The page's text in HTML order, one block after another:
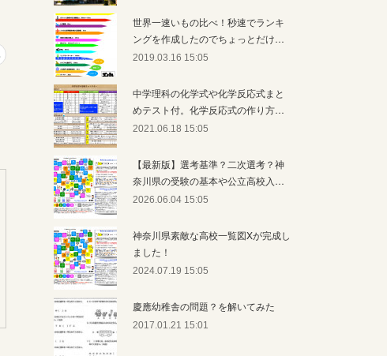
世界一速いもの比べ！秒速でランキ
ングを作成したのでちょっとだけ…
2019.03.16 15:05
中学理科の化学式や化学反応式まと
めテスト付。化学反応式の作り方…
2021.06.18 15:05
【最新版】選考基準？二次選考？神
奈川県の受験の基本や公立高校入…
2026.06.04 15:05
神奈川県素敵な高校一覧図Xが完成し
ました！
2024.07.19 15:05
慶應幼稚舎の問題？を解いてみた
2017.01.21 15:01